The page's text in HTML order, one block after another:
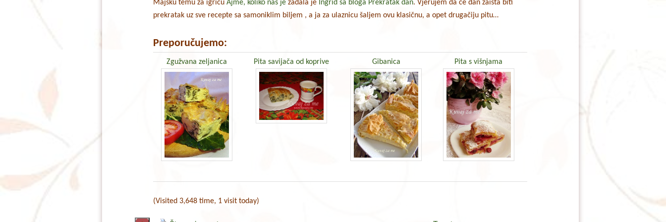
Majsku temu za igricuAjme, koliko nas je zadala je Ingrid sa bloga Prekratak dan. Vjerujem da će dan zaista biti
prekratak uz sve recepte sa samoniklim biljem , a ja za ulaznicu šaljem ovu klasičnu, a opet drugačiju pitu…
Preporučujemo:
Zgužvana zeljanica Pita savijača od koprive Gibanica Pita s višnjama
(Visited 3,648 time, 1 visit today)